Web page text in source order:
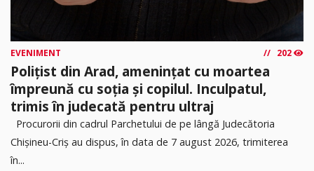
EVENIMENT 202
Polițist din Arad, amenințat cu moartea
împreună cu soția și copilul. Inculpatul,
trimis în judecată pentru ultraj
Procurorii din cadrul Parchetului de pe lângă Judecătoria
Chișineu-Criș au dispus, în data de 7 august 2026, trimiterea
în...